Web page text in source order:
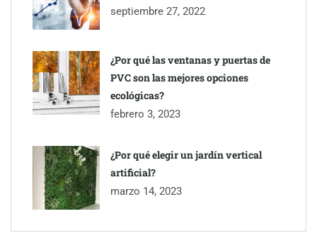
septiembre 27, 2022
¿Por qué las ventanas y puertas de
PVC son las mejores opciones
ecológicas?
febrero 3, 2023
¿Por qué elegir un jardín vertical
artificial?
marzo 14, 2023